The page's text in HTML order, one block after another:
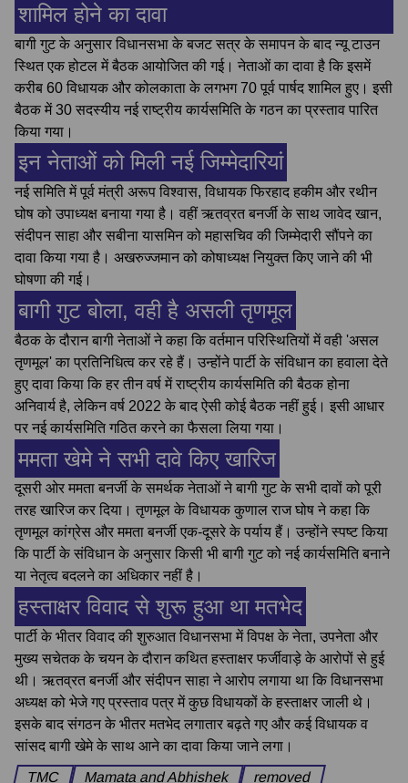
शामिल होने का दावा
बागी गुट के अनुसार विधानसभा के बजट सत्र के समापन के बाद न्यू टाउन
स्थित एक होटल में बैठक आयोजित की गई। नेताओं का दावा है कि इसमें
करीब 60 विधायक और कोलकाता के लगभग 70 पूर्व पार्षद शामिल हुए। इसी
बैठक में 30 सदस्यीय नई राष्ट्रीय कार्यसमिति के गठन का प्रस्ताव पारित
किया गया।
इन नेताओं को मिली नई जिम्मेदारियां
नई समिति में पूर्व मंत्री अरूप विश्वास, विधायक फिरहाद हकीम और रथीन
घोष को उपाध्यक्ष बनाया गया है। वहीं ऋतव्रत बनर्जी के साथ जावेद खान,
संदीपन साहा और सबीना यासमिन को महासचिव की जिम्मेदारी सौंपने का
दावा किया गया है। अखरुज्जमान को कोषाध्यक्ष नियुक्त किए जाने की भी
घोषणा की गई।
बागी गुट बोला, वही है असली तृणमूल
बैठक के दौरान बागी नेताओं ने कहा कि वर्तमान परिस्थितियों में वही 'असल
तृणमूल' का प्रतिनिधित्व कर रहे हैं। उन्होंने पार्टी के संविधान का हवाला देते
हुए दावा किया कि हर तीन वर्ष में राष्ट्रीय कार्यसमिति की बैठक होना
अनिवार्य है, लेकिन वर्ष 2022 के बाद ऐसी कोई बैठक नहीं हुई। इसी आधार
पर नई कार्यसमिति गठित करने का फैसला लिया गया।
ममता खेमे ने सभी दावे किए खारिज
दूसरी ओर ममता बनर्जी के समर्थक नेताओं ने बागी गुट के सभी दावों को पूरी
तरह खारिज कर दिया। तृणमूल के विधायक कुणाल राज घोष ने कहा कि
तृणमूल कांग्रेस और ममता बनर्जी एक-दूसरे के पर्याय हैं। उन्होंने स्पष्ट किया
कि पार्टी के संविधान के अनुसार किसी भी बागी गुट को नई कार्यसमिति बनाने
या नेतृत्व बदलने का अधिकार नहीं है।
हस्ताक्षर विवाद से शुरू हुआ था मतभेद
पार्टी के भीतर विवाद की शुरुआत विधानसभा में विपक्ष के नेता, उपनेता और
मुख्य सचेतक के चयन के दौरान कथित हस्ताक्षर फर्जीवाड़े के आरोपों से हुई
थी। ऋतव्रत बनर्जी और संदीपन साहा ने आरोप लगाया था कि विधानसभा
अध्यक्ष को भेजे गए प्रस्ताव पत्र में कुछ विधायकों के हस्ताक्षर जाली थे।
इसके बाद संगठन के भीतर मतभेद लगातार बढ़ते गए और कई विधायक व
सांसद बागी खेमे के साथ आने का दावा किया जाने लगा।
TMC
Mamata and Abhishek removed